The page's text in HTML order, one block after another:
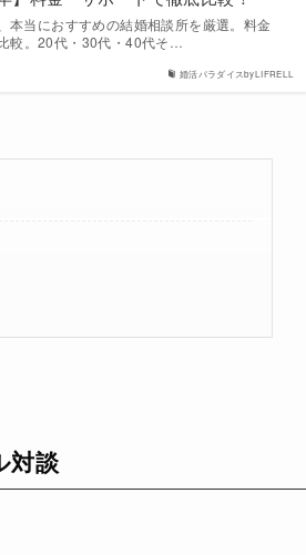
婚活パラダイスbyLIFRELL
当におすすめの結婚相談所を厳選。料金
較。20代・30代・40代そ…
対談